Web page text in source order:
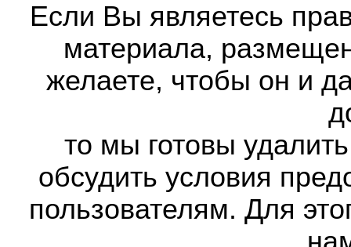
Если Вы являетесь
материала,
желаете, чтобы он и
то мы готовы
обсудить условия
пользователям. Для